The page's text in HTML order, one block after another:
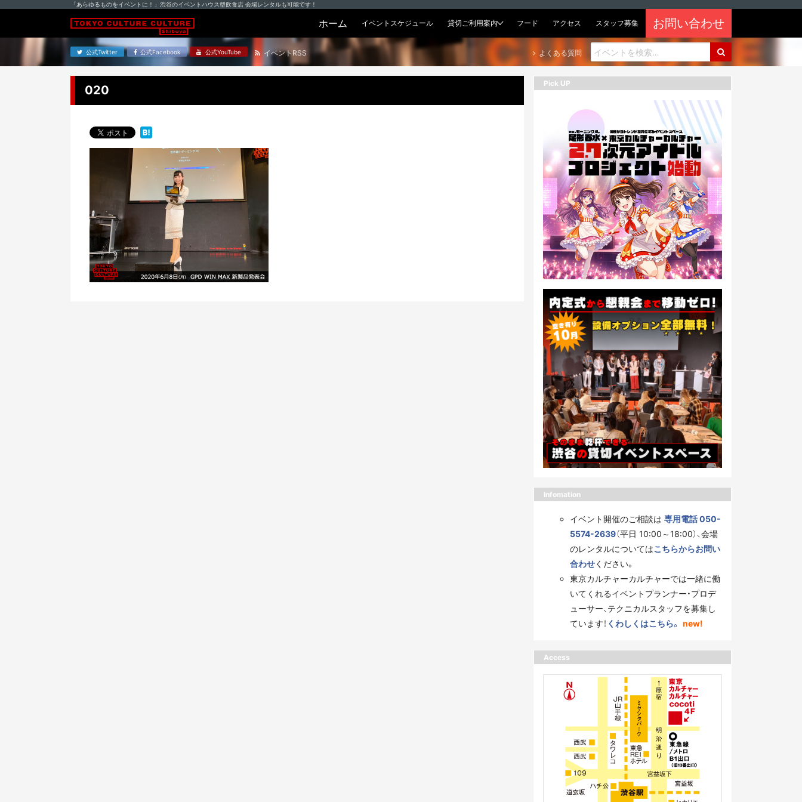
「あらゆるものをイベントに！」渋谷のイベントハウス型飲食店 会場レンタルも可能です！
ホーム イベントスケジュール 貸切ご利用案内 フード アクセス スタッフ募集 お問い合わせ
公式Twitter 公式Facebook 公式YouTube イベントRSS よくある質問
020 Pick UP
Infomation
イベント開催のご相談は 専用電話 050-
5574-2639（平日 10:00～18:00）、会場
のレンタルについてはこちらからお問い
合わせください。
東京カルチャーカルチャーでは一緒に働
いてくれるイベントプランナー・プロデ
ューサー、テクニカルスタッフを募集し
ています！ くわしくはこちら。 new!
Access